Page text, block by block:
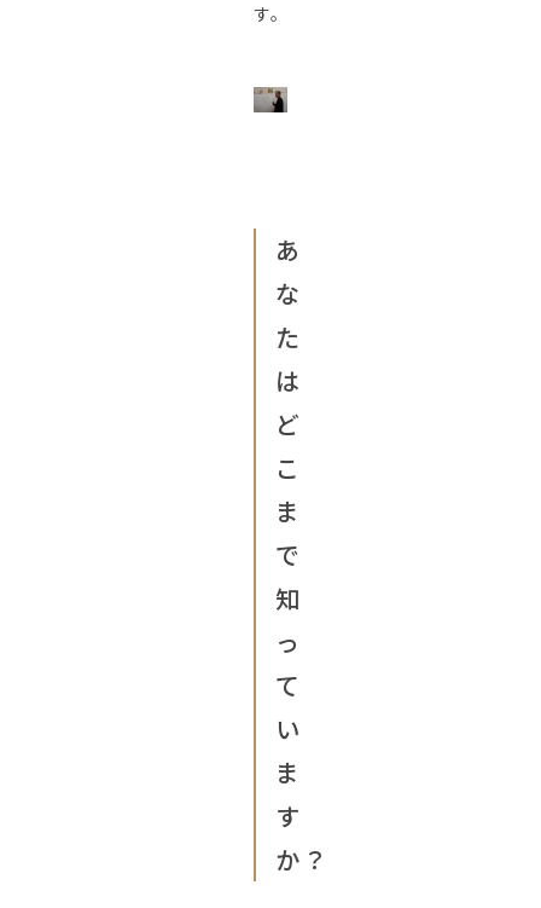
す。
あ
な
た
は
ど
こ
ま
で
知
っ
て
い
ま
す
か？